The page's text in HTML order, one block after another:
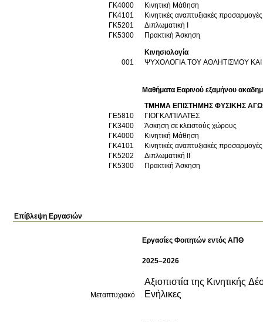
ΓΚ4000
Κινητική Μάθηση
ΓΚ4101
Κινητικές αναπτυξιακές προσαρμογές
ΓΚ5201
Διπλωματική Ι
ΓΚ5300
Πρακτική Άσκηση
Κινησιολογία
001
ΨΥΧΟΛΟΓΙΑ ΤΟΥ ΑΘΛΗΤΙΣΜΟΥ
Μαθήματα Εαρινού εξαμήνου
ΤΜΗΜΑ ΕΠΙΣΤΗΜΗΣ ΦΥΣΙΚΗΣ
ΓΕ5810
ΓΙΟΓΚΑ/ΠΙΛΑΤΕΣ
ΓΚ3400
Άσκηση σε κλειστούς χώρους
ΓΚ4000
Κινητική Μάθηση
ΓΚ4101
Κινητικές αναπτυξιακές προσαρμογές
ΓΚ5202
Διπλωματική ΙΙ
ΓΚ5300
Πρακτική Άσκηση
Επίβλεψη Εργασιών
Εργασίες Φοιτητών εντός ΑΠΘ
2025–2026
Μεταπτυχιακό
Αξιοπιστία της Κινητικής
Ενήλικες